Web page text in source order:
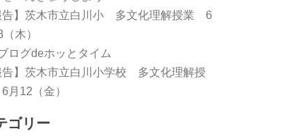
告】茨木市立白川小 多文化理解授業 6
木）
ログdeホッとタイム
告】茨木市立白川小学校 多文化理解授
12（金）
ゴリー